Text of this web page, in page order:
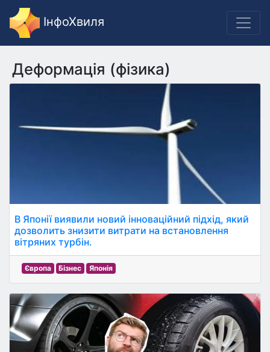
ІнфоХвиля
Деформація (фізика)
В Японії виявили новий інноваційний підхід, який
дозволить знизити витрати на встановлення
вітряних турбін.
Європа Бізнес Японія